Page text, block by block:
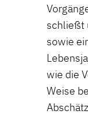
schließt
sowie
wie die
Weise